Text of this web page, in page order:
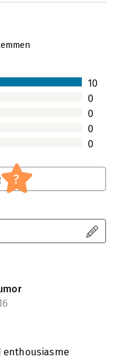
10
0
0
0
0
?
enthousiasme